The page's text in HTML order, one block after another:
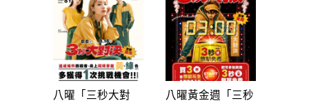
八曜「三秒大對
八曜黃金週「三秒